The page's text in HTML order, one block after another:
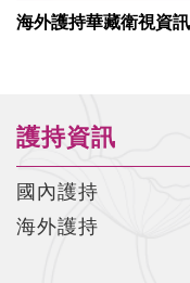
海外護持華藏衛視資訊
護持資訊
國內護持
海外護持